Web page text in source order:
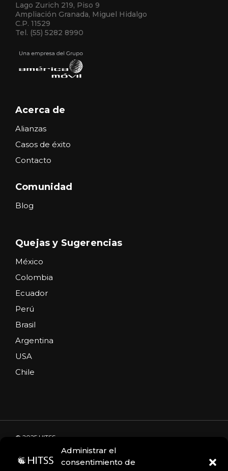
Administrar el
consentimiento de
Lago Zurich 219, Piso 9
Ampliación Granada, Miguel Hidalgo
C.P. 11529
Tel. (55) 5282 8990
Acerca de
Alianzas
Casos de éxito
Contacto
Comunidad
Blog
Quejas y Sugerencias
México
Colombia
Ecuador
Perú
Brasil
Argentina
USA
Chile
© 2025 HITSS